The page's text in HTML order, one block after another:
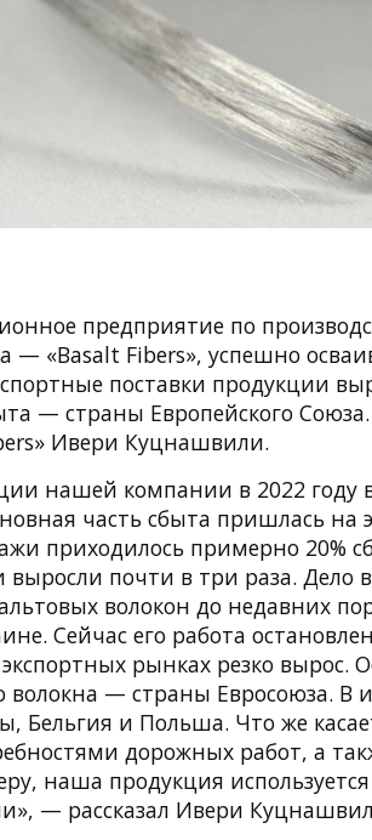
предприятие по
— «Basalt Fibers», успешно
поставки продукции
— страны Европейского
Ивери Куцнашвили.
нашей компании в 2022 году
часть сбыта пришлась на
приходилось примерно 20%
выросли почти в три раза. Дело
волокон до недавних
Сейчас его работа
рынках резко вырос.
волокна — страны Евросоюза. В
Бельгия и Польша. Что же
дорожных работ, а
наша продукция
— рассказал Ивери